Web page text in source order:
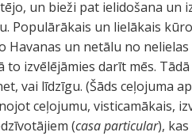
un bieži pat ielidošana un
Populārākais un lielākais
Havanas un netālu no
to izvēlējāmies darīt mēs.
vai līdzīgu. (Šāds ceļojuma
ceļojumu, visticamākais,
(casa particular),